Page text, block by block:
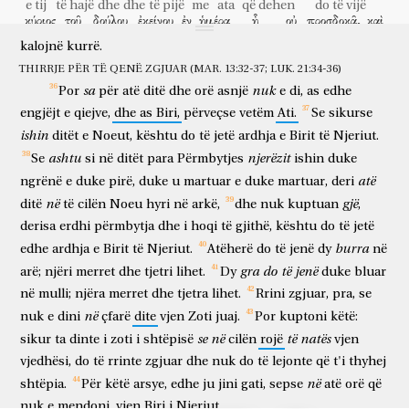
e tij të hajë dhe dhe të pijë me ata që dehen do të vijë
κύριος τοῦ δούλου ἐκείνου ἐν ἡμέρᾳ ᾗ οὐ προσδοκᾷ, καὶ
ἐν
në
ὥρᾳ
orë
ᾗ
të cilën nuk di dhe do të ndajë dysh atë
μέρος
pjesën
αὐτοῦ
e tij
μετὰ
me
τῶν ὑποκριτῶν
hipokritët
θήσει;
do të vërë
ἐκεῖ
atje
ἔσται
do të jetë
κλαυθμὸς
qarja
καὶ
dhe
ὁ βρυγμὸς
kërcëllimi
τῶν ὀδόντων.
i dhëmbëve
brez
nuk do të kalojë aspak, derisa të gjitha këto të ndodhin.
Qielli
dhe toka do të kalojnë, por fjalët mia nuk do të
kalojnë kurrë.
THIRRJE PËR TË QENË ZGJUAR (MAR. 13:32-37; LUK. 21:34-36)
Por sa për atë ditë dhe orë asnjë nuk e di, as edhe
engjëjt e qiejve, dhe as Biri, përveçse vetëm Ati. Se sikurse
ishin ditët e Noeut, kështu do të jetë ardhja e Birit të Njeriut.
Se ashtu si në ditët para Përmbytjes njerëzit ishin duke
ngrënë e duke pirë, duke u martuar e duke martuar, deri atë
ditë në të cilën Noeu hyri në arkë, dhe nuk kuptuan gjë,
derisa erdhi përmbytja dhe i hoqi të gjithë, kështu do të jetë
edhe ardhja e Birit të Njeriut. Atëherë do të jenë dy burra në
arë; njëri merret dhe tjetri lihet. Dy gra do të jenë duke bluar
në mulli; njëra merret dhe tjetra lihet. Rrini zgjuar, pra, se
nuk e dini në çfarë dite vjen Zoti juaj. Por kuptoni këtë:
sikur ta dinte i zoti i shtëpisë se në cilën rojë të natës vjen
vjedhësi, do të rrinte zgjuar dhe nuk do të lejonte që t'i thyhej
shtëpia.
Për këtë arsye, edhe ju jini gati, sepse në atë orë që